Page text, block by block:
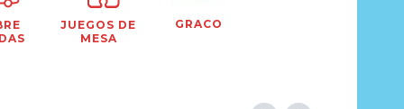
JUEGOS DE
MESA
GRACO